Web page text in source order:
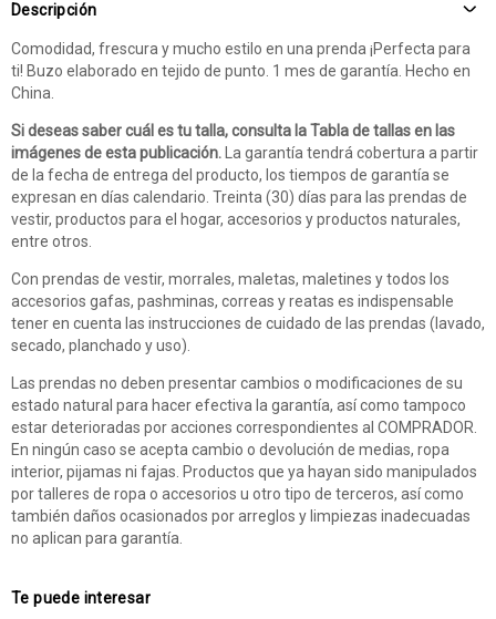
Descripción
Comodidad, frescura y mucho estilo en una prenda ¡Perfecta para
ti! Buzo elaborado en tejido de punto. 1 mes de garantía. Hecho en
China.
Si deseas saber cuál es tu talla, consulta la Tabla de tallas en las
imágenes de esta publicación. La garantía tendrá cobertura a partir
de la fecha de entrega del producto, los tiempos de garantía se
expresan en días calendario. Treinta (30) días para las prendas de
vestir, productos para el hogar, accesorios y productos naturales,
entre otros.
Con prendas de vestir, morrales, maletas, maletines y todos los
accesorios gafas, pashminas, correas y reatas es indispensable
tener en cuenta las instrucciones de cuidado de las prendas (lavado,
secado, planchado y uso).
Las prendas no deben presentar cambios o modificaciones de su
estado natural para hacer efectiva la garantía, así como tampoco
estar deterioradas por acciones correspondientes al COMPRADOR.
En ningún caso se acepta cambio o devolución de medias, ropa
interior, pijamas ni fajas. Productos que ya hayan sido manipulados
por talleres de ropa o accesorios u otro tipo de terceros, así como
también daños ocasionados por arreglos y limpiezas inadecuadas
no aplican para garantía.
Te puede interesar